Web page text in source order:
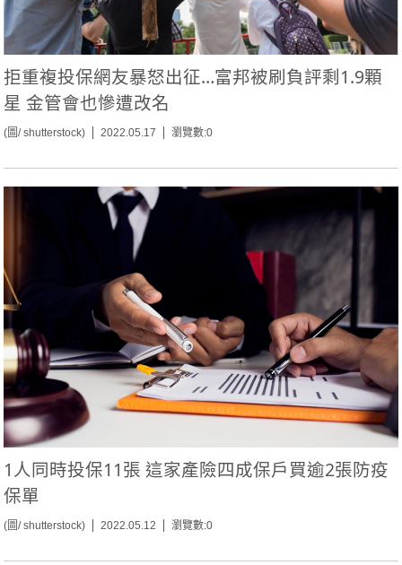
拒重複投保網友暴怒出征…富邦被刷負評剩1.9顆
星 金管會也慘遭改名
(圖/ shutterstock) 2022.05.17 瀏覽數:0
1人同時投保11張 這家產險四成保戶買逾2張防疫
保單
(圖/ shutterstock) 2022.05.12 瀏覽數:0